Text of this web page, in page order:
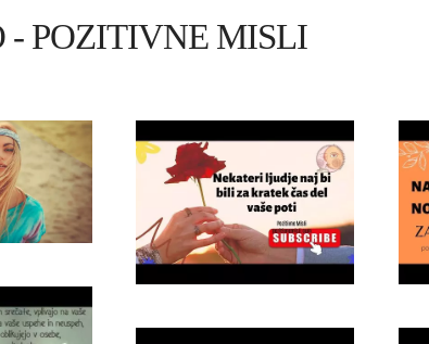
- POZITIVNE MISLI